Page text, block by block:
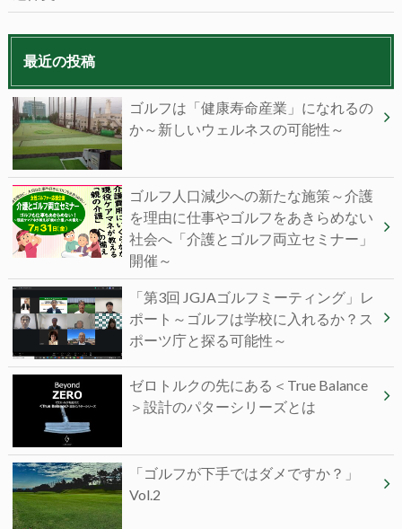
最近の投稿
ゴルフは「健康寿命産業」になれるの
か～新しいウェルネスの可能性～
ゴルフ人口減少への新たな施策～介護
を理由に仕事やゴルフをあきらめない
社会へ「介護とゴルフ両立セミナー」
開催～
「第3回 JGJAゴルフミーティング」レ
ポート～ゴルフは学校に入れるか？ス
ポーツ庁と探る可能性～
ゼロトルクの先にある＜True Balance
＞設計のパターシリーズとは
「ゴルフが下手ではダメですか？」
Vol.2